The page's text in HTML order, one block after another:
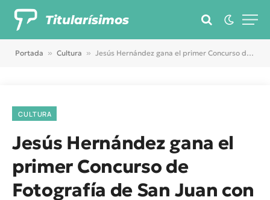
Titularísimos
Portada » Cultura » Jesús Hernández gana el primer Concurso de Fotografía de San Juan con una imagen de la escultura de Saulo Torón e Isabel Macario
CULTURA
Jesús Hernández gana el
primer Concurso de
Fotografía de San Juan con